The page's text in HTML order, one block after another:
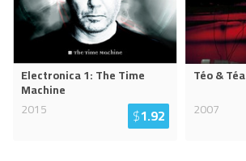
Electronica 1: The Time
Machine
2015
$1.92
Téo & Téa
2007